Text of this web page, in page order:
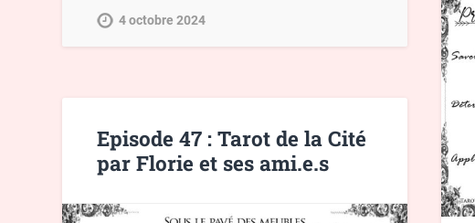
4 octobre 2024
Episode 47 : Tarot de la Cité
par Florie et ses ami.e.s